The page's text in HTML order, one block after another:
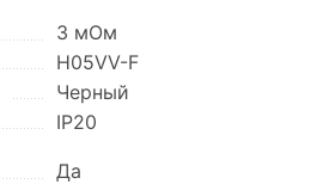
3 мОм
H05VV-F
Черный
IP20
Да